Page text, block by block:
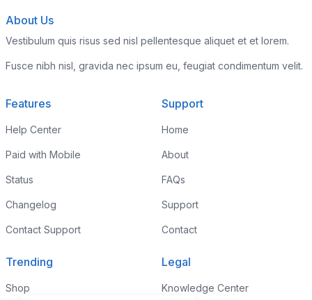
About Us
Vestibulum quis risus sed nisl pellentesque aliquet et et lorem.
Fusce nibh nisl, gravida nec ipsum eu, feugiat condimentum velit.
Features
Help Center
Paid with Mobile
Status
Changelog
Contact Support
Support
Home
About
FAQs
Support
Contact
Trending
Shop
Legal
Knowledge Center